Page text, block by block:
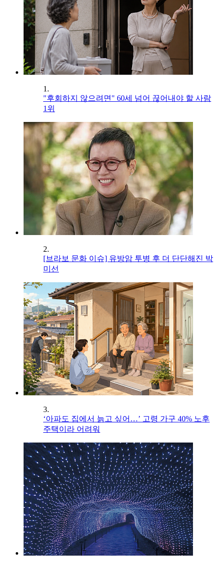
1.
"후회하지 않으려면" 60세 넘어 끊어내야 할 사람
1위
2.
[브라보 문화 이슈] 유방암 투병 후 더 단단해진 박
미선
3.
‘아파도 집에서 늙고 싶어…’ 고령 가구 40% 노후
주택이라 어려워